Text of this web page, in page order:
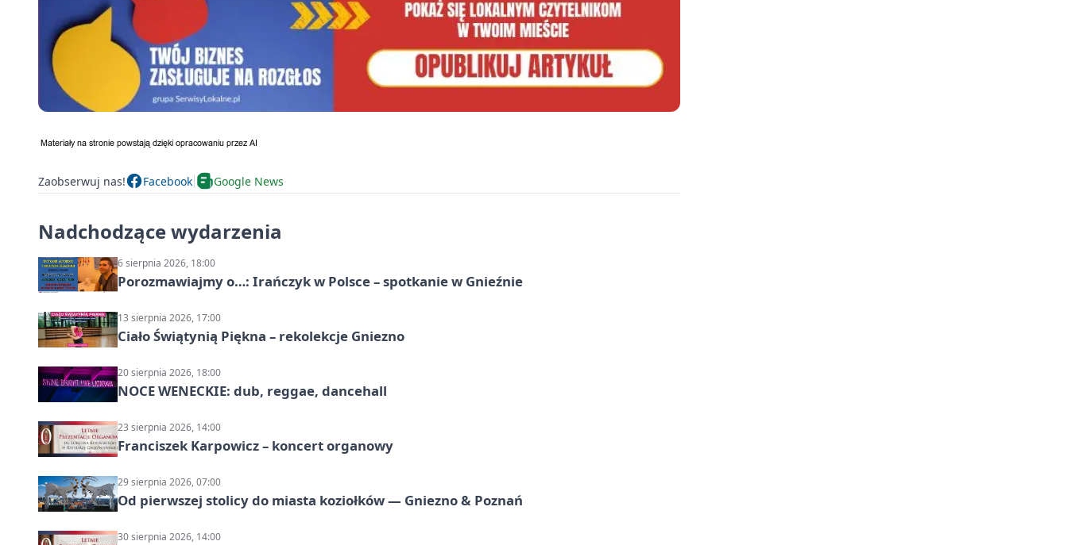
Zaobserwuj nas! Facebook Google News
Nadchodzące wydarzenia
6 sierpnia 2026, 18:00
Porozmawiajmy o…: Irańczyk w Polsce – spotkanie w Gnieźnie
13 sierpnia 2026, 17:00
Ciało Świątynią Piękna – rekolekcje Gniezno
20 sierpnia 2026, 18:00
NOCE WENECKIE: dub, reggae, dancehall
23 sierpnia 2026, 14:00
Franciszek Karpowicz – koncert organowy
29 sierpnia 2026, 07:00
Od pierwszej stolicy do miasta koziołków — Gniezno & Poznań
30 sierpnia 2026, 14:00